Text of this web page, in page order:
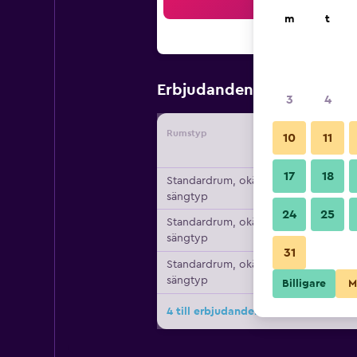
Erbjudanden från
Rumstyp
Standardrum, okänd
sängtyp
Standardrum, okänd
sängtyp
Standardrum, okänd
sängtyp
4 till erbjudanden för Hotel Central
m t
3 4
10 11
17 18
24 25
31
Billigare